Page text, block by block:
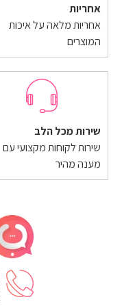
אחריות
אחריות מלאה על איכות
המוצרים
שירות מכל הלב
שירות לקוחות מקצועי עם
מענה מהיר